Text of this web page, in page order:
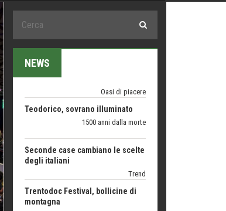
NEWS
Le nostre recensioni
Bolzano: L'Eisenhut Boutique
Hotel
Seconde case cambiano le scelte
Trend
Trentodoc Festival, bollicine di
montagna
eventi
Grecia, le donne di Olympos